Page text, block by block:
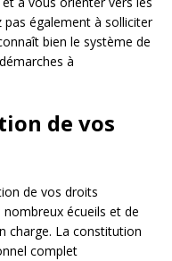
pas également à solliciter
bien le système de
à
de vos
de vos droits
écueils et de
charge. La constitution
complet